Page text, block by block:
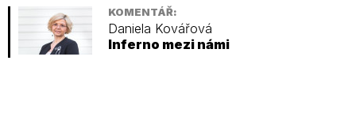
KOMENTÁŘ:
Daniela Kovářová
Inferno mezi námi